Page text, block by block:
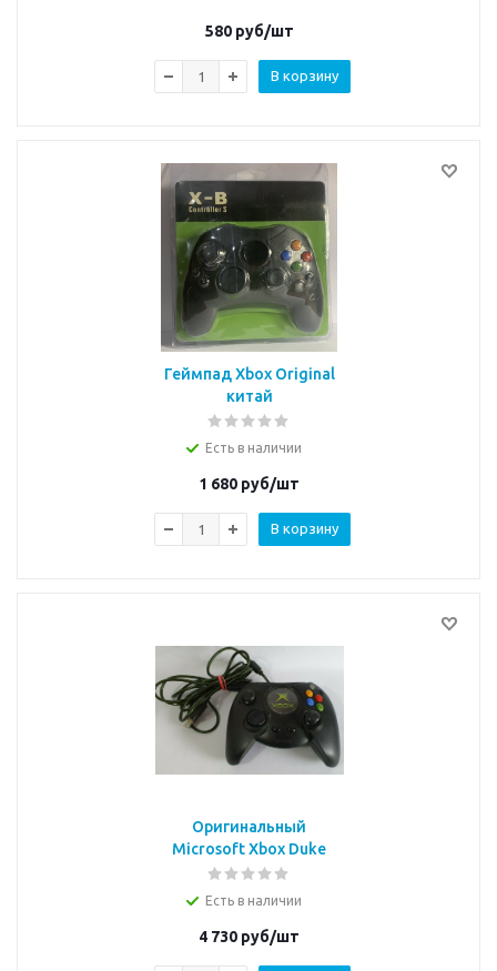
580руб/шт
В корзину
Геймпад Xbox Original
китай
Есть в наличии
1 680 руб/шт
В корзину
Оригинальный
Microsoft Xbox Duke
контроллер
Есть в наличии
4 730 руб/шт